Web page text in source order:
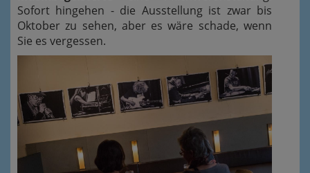
Sofort hingehen - die Ausstellung ist zwar bis
Oktober zu sehen, aber es wäre schade, wenn
Sie es vergessen.